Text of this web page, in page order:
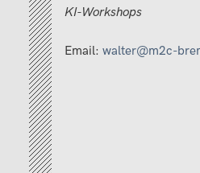
KI-Workshops
Email: walter@m2c-